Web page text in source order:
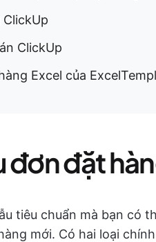
ClickUp
Excel của
đơn đặt
tiêu chuẩn mà bạn có
mới. Có hai loại